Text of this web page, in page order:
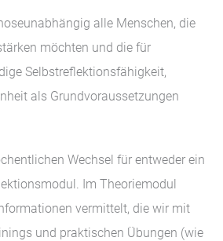
alle Menschen, die
möchten und die für
Selbstreflektionsfähigkeit,
als Grundvoraussetzungen
Wechsel für entweder ein
Im Theoriemodul
vermittelt, die wir mit
und praktischen Übungen (wie